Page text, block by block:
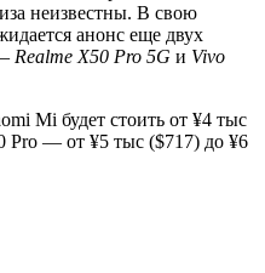
неизвестны. В свою
анонс еще двух
Realme X50 Pro 5G и Vivo
Mi будет стоить от ¥4 тыс
Pro — от ¥5 тыс ($717) до ¥6